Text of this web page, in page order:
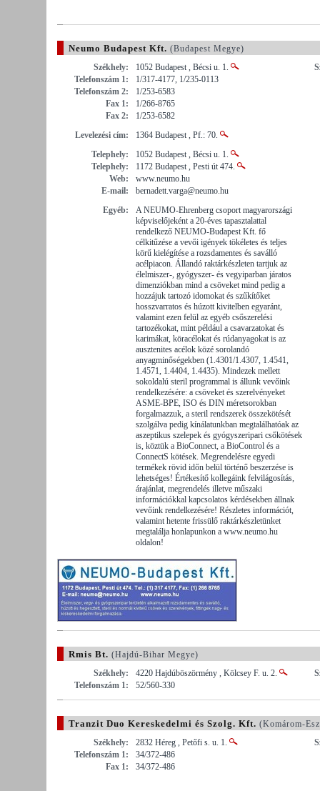
Neumo Budapest Kft. (Budapest Megye)
Székhely:
1052 Budapest , Bécsi u. 1.
Telefonszám 1:
1/317-4177, 1/235-0113
Telefonszám 2:
1/253-6583
Fax 1:
1/266-8765
Fax 2:
1/253-6582
Levelezési cím:
1364 Budapest , Pf.: 70.
Telephely:
1052 Budapest , Bécsi u. 1.
Telephely:
1172 Budapest , Pesti út 474.
Web:
www.neumo.hu
E-mail:
bernadett.varga@neumo.hu
Egyéb:
A NEUMO-Ehrenberg csoport magyarországi
képviselőjeként a 20-éves tapasztalattal
rendelkező NEUMO-Budapest Kft. fő
célkitűzése a vevői igények tökéletes és teljes
körű kielégítése a rozsdamentes és saválló
acélpiacon. Állandó raktárkészleten tartjuk az
élelmiszer-, gyógyszer- és vegyiparban járatos
dimenziókban mind a csöveket mind pedig a
hozzájuk tartozó idomokat és szűkítőket
hosszvarratos és húzott kivitelben egyaránt,
valamint ezen felül az egyéb csőszerelési
tartozékokat, mint például a csavarzatokat és
karimákat, köracélokat és rúdanyagokat is az
ausztenites acélok közé sorolandó
anyagminőségekben (1.4301/1.4307, 1.4541,
1.4571, 1.4404, 1.4435). Mindezek mellett
sokoldalú steril programmal is állunk vevőink
rendelkezésére: a csöveket és szerelvényeket
ASME-BPE, ISO és DIN méretsorokban
forgalmazzuk, a steril rendszerek összekötését
szolgálva pedig kínálatunkban megtalálhatóak az
aszeptikus szelepek és gyógyszeripari csőkötések
is, köztük a BioConnect, a BioControl és a
ConnectS kötések. Megrendelésre egyedi
termékek rövid időn belül történő beszerzése is
lehetséges! Értékesítő kollegáink felvilágosítás,
árajánlat, megrendelés illetve műszaki
információkkal kapcsolatos kérdésekben állnak
vevőink rendelkezésére! Részletes információt,
valamint hetente frissülő raktárkészletünket
megtalálja honlapunkon a www.neumo.hu
oldalon!
Rmis Bt. (Hajdú-Bihar Megye)
Székhely:
4220 Hajdúböszörmény , Kölcsey F. u. 2.
Telefonszám 1:
52/560-330
Tranzit Duo Kereskedelmi és Szolg. Kft. (Komárom-
Székhely:
2832 Héreg , Petőfi s. u. 1.
Telefonszám 1:
34/372-486
Fax 1:
34/372-486